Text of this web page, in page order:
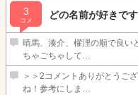
3
コメ
どの名前が好きで
晴馬、湊介、櫂浬の順で良い
ちゃごちゃして…
＞＞2コメントありがとうご
ね！参考にしま…